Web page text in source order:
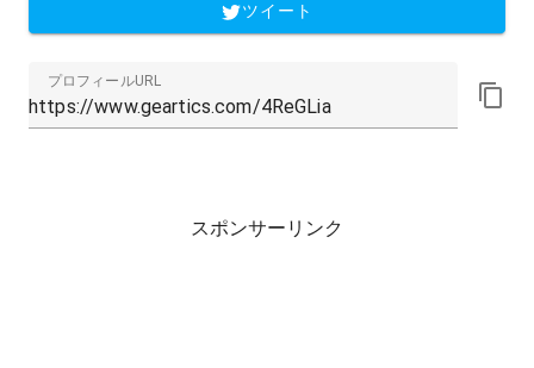
ツイート
プロフィールURL
スポンサーリンク